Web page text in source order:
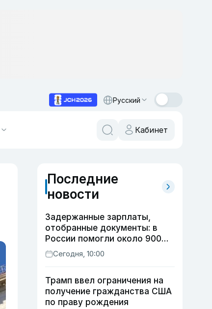
Русский
Кабинет
Последние
новости
Задержанные зарплаты,
отобранные документы: в
России помогли около 900
мигрантам из Узбекистана
Сегодня, 10:00
Трамп ввел ограничения на
получение гражданства США
по праву рождения